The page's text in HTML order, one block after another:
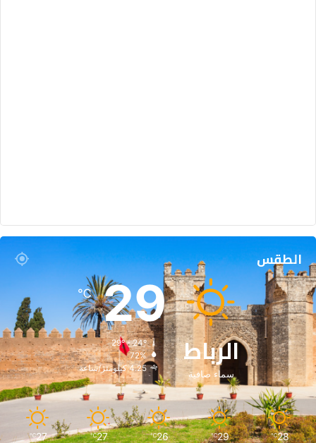
الطقس
الرباط
سماء صافية
29
℃
29º - 24º
72%
4.25 كيلومتر/ساعة
28
℃
29
℃
26
℃
27
℃
27
℃